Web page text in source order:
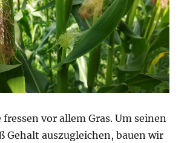
fressen vor allem Gras. Um seinen
Gehalt auszugleichen, bauen wir